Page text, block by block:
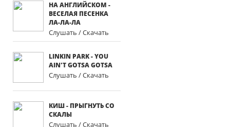
НА АНГЛИЙСКОМ -
ВЕСЕЛАЯ ПЕСЕНКА
ЛА-ЛА-ЛА
Слушать / Скачать
LINKIN PARK - YOU
AIN'T GOTSA GOTSA
Слушать / Скачать
КИШ - ПРЫГНУТЬ СО
СКАЛЫ
Слушать / Скачать